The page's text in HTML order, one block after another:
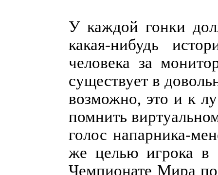
У каждой гонки
какая-нибудь
человека за
существует в
возможно, это и к
помнить
голос напарника-
же целью игрока в
Чемпионате Мира